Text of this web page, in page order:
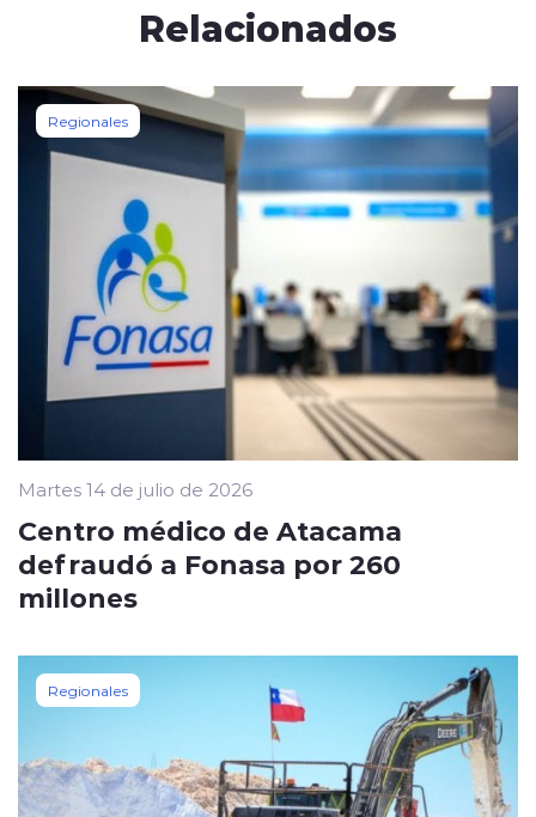
Relacionados
Regionales
Martes 14 de julio de 2026
Centro médico de Atacama
defraudó a Fonasa por 260
millones
Regionales